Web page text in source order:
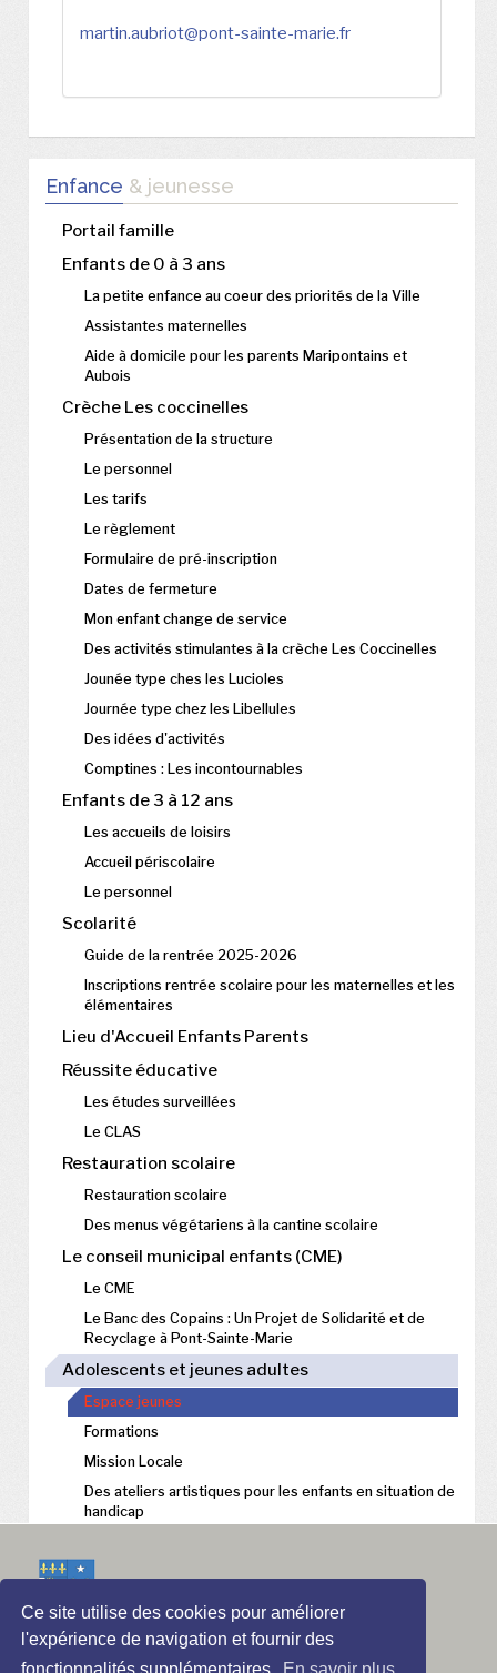
Ce site utilise des cookies pour améliorer
l'expérience de navigation et fournir des
martin.aubriot@pont-sainte-marie.fr
Enfance & jeunesse
Portail famille
Enfants de 0 à 3 ans
La petite enfance au coeur des priorités de la Ville
Assistantes maternelles
Aide à domicile pour les parents Maripontains et
Aubois
Crèche Les coccinelles
Présentation de la structure
Le personnel
Les tarifs
Le règlement
Formulaire de pré-inscription
Dates de fermeture
Mon enfant change de service
Des activités stimulantes à la crèche Les Coccinelles
Jounée type ches les Lucioles
Journée type chez les Libellules
Des idées d'activités
Comptines : Les incontournables
Enfants de 3 à 12 ans
Les accueils de loisirs
Accueil périscolaire
Le personnel
Scolarité
Guide de la rentrée 2025-2026
Inscriptions rentrée scolaire pour les maternelles et les
élémentaires
Lieu d'Accueil Enfants Parents
Réussite éducative
Les études surveillées
Le CLAS
Restauration scolaire
Restauration scolaire
Des menus végétariens à la cantine scolaire
Le conseil municipal enfants (CME)
Le CME
Le Banc des Copains : Un Projet de Solidarité et de
Recyclage à Pont-Sainte-Marie
Adolescents et jeunes adultes
Espace jeunes
Formations
Mission Locale
Des ateliers artistiques pour les enfants en situation de
handicap